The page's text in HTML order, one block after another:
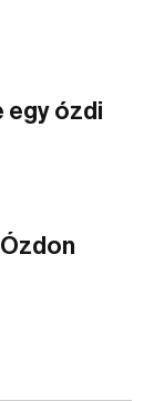
egy ózdi